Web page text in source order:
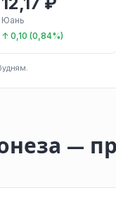
Юань
↑ 0,10 (0,84%)
—